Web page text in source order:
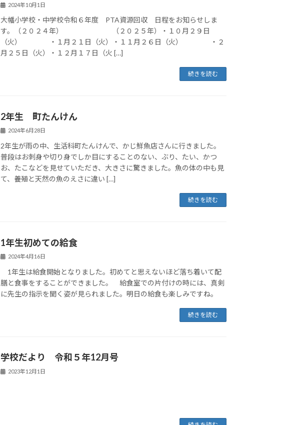
2024年10月1日
大幡小学校・中学校令和６年度 PTA資源回収 日程をお知らせしま
す。（２０２４年） （２０２５年）・１０月２９日
（火） ・１月２１日（火）・１１月２６日（火） ・２
月２５日（火）・１２月１７日（火 […]
続きを読む
2年生 町たんけん
2024年6月28日
2年生が雨の中、生活科町たんけんで、かじ鮮魚店さんに行きました。
普段はお刺身や切り身でしか目にすることのない、ぶり、たい、かつ
お、たこなどを見せていただき、大きさに驚きました。魚の体の中も見
て、養殖と天然の魚のえさに違い […]
続きを読む
1年生初めての給食
2024年4月16日
1年生は給食開始となりました。初めてと思えないほど落ち着いて配
膳と食事をすることができました。 給食室での片付けの時には、真剣
に先生の指示を聞く姿が見られました。明日の給食も楽しみですね。
続きを読む
学校だより 令和５年12月号
2023年12月1日